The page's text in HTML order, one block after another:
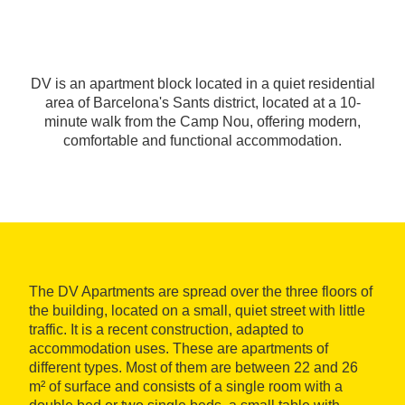
DV is an apartment block located in a quiet residential
area of Barcelona's Sants district, located at a 10-
minute walk from the Camp Nou, offering modern,
comfortable and functional accommodation.
The DV Apartments are spread over the three floors of
the building, located on a small, quiet street with little
traffic. It is a recent construction, adapted to
accommodation uses. These are apartments of
different types. Most of them are between 22 and 26
m² of surface and consists of a single room with a